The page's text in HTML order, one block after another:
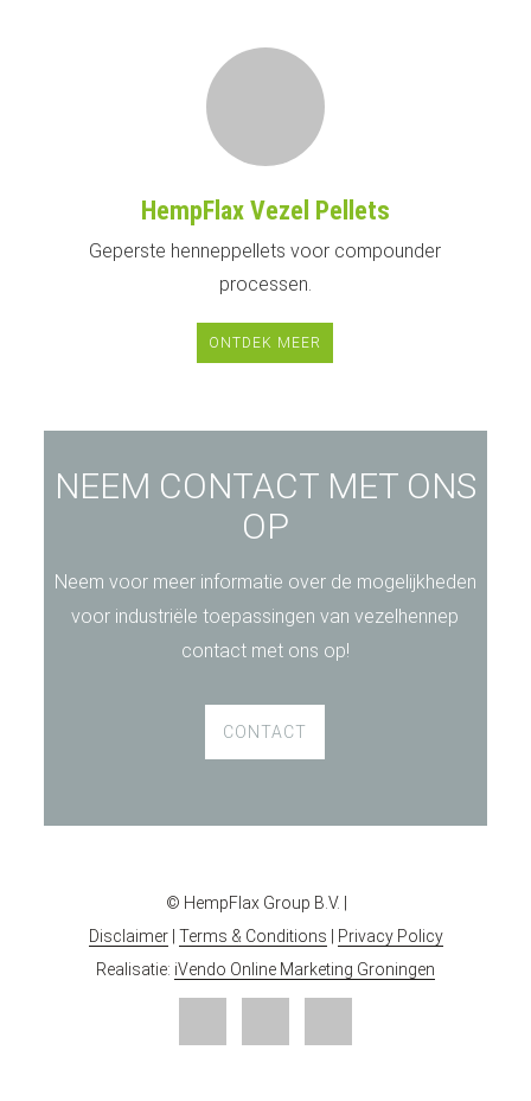
HempFlax Vezel Pellets
Geperste henneppellets voor compounder
processen.
ONTDEK MEER
NEEM CONTACT MET ONS
OP
Neem voor meer informatie over de mogelijkheden
voor industriële toepassingen van vezelhennep
contact met ons op!
CONTACT
© HempFlax Group B.V. |
Disclaimer| Terms & Conditions | Privacy Policy
Realisatie: iVendo Online Marketing Groningen